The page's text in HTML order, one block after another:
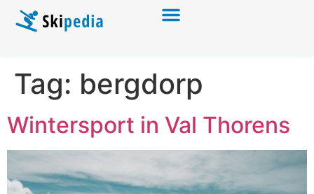
Tag: bergdorp
Wintersport in Val Thorens